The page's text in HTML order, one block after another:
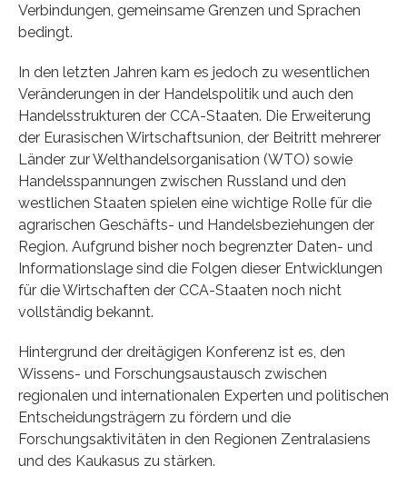
Verbindungen, gemeinsame Grenzen und Sprachen
bedingt.
In den letzten Jahren kam es jedoch zu wesentlichen
Veränderungen in der Handelspolitik und auch den
Handelsstrukturen der CCA-Staaten. Die Erweiterung
der Eurasischen Wirtschaftsunion, der Beitritt mehrerer
Länder zur Welthandelsorganisation (WTO) sowie
Handelsspannungen zwischen Russland und den
westlichen Staaten spielen eine wichtige Rolle für die
agrarischen Geschäfts- und Handelsbeziehungen der
Region. Aufgrund bisher noch begrenzter Daten- und
Informationslage sind die Folgen dieser Entwicklungen
für die Wirtschaften der CCA-Staaten noch nicht
vollständig bekannt.
Hintergrund der dreitägigen Konferenz ist es, den
Wissens- und Forschungsaustausch zwischen
regionalen und internationalen Experten und politischen
Entscheidungsträgern zu fördern und die
Forschungsaktivitäten in den Regionen Zentralasiens
und des Kaukasus zu stärken.